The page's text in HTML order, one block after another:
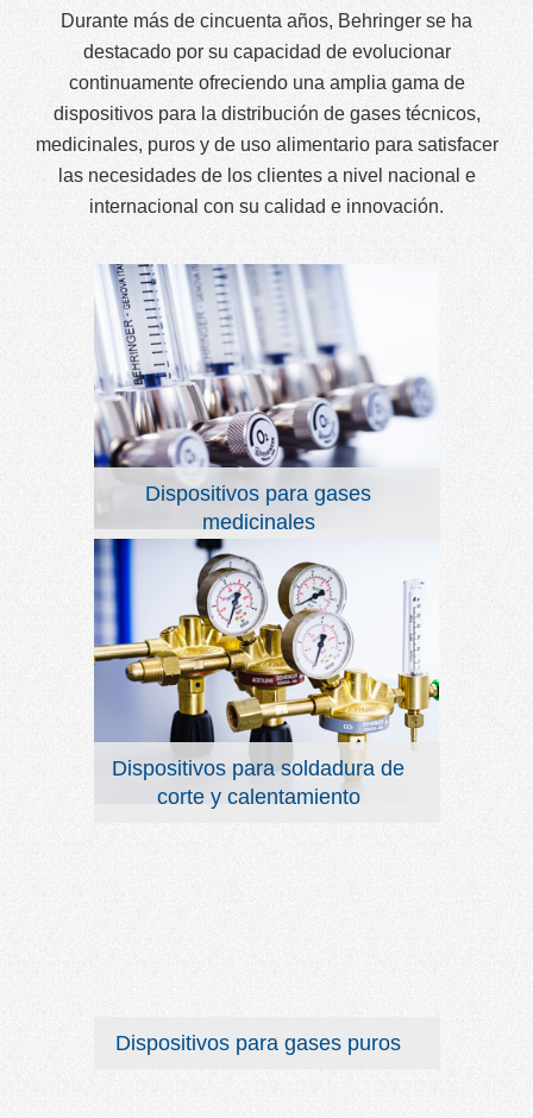
Durante más de cincuenta años, Behringer se ha
destacado por su capacidad de evolucionar
continuamente ofreciendo una amplia gama de
dispositivos para la distribución de gases técnicos,
medicinales, puros y de uso alimentario para satisfacer
las necesidades de los clientes a nivel nacional e
internacional con su calidad e innovación.
Dispositivos para gases
medicinales
Dispositivos para soldadura de
corte y calentamiento
Dispositivos para gases puros